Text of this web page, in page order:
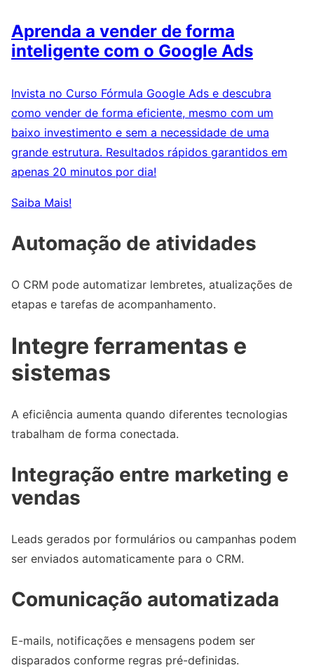
Aprenda a vender de forma
inteligente com o Google Ads
Invista no Curso Fórmula Google Ads e descubra
como vender de forma eficiente, mesmo com um
baixo investimento e sem a necessidade de uma
grande estrutura. Resultados rápidos garantidos em
apenas 20 minutos por dia!
Saiba Mais!
Automação de atividades
O CRM pode automatizar lembretes, atualizações de
etapas e tarefas de acompanhamento.
Integre ferramentas e
sistemas
A eficiência aumenta quando diferentes tecnologias
trabalham de forma conectada.
Integração entre marketing e
vendas
Leads gerados por formulários ou campanhas podem
ser enviados automaticamente para o CRM.
Comunicação automatizada
E-mails, notificações e mensagens podem ser
disparados conforme regras pré-definidas.